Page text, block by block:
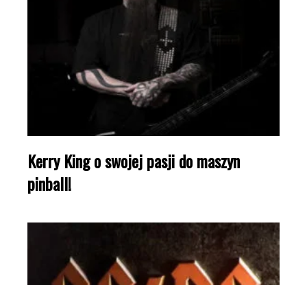
Kerry King o swojej pasji do maszyn
pinball!